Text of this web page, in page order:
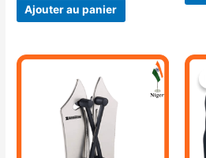
Ajouter au panier